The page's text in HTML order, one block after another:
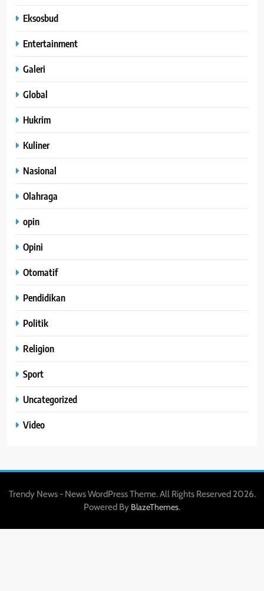
Eksosbud
Entertainment
Galeri
Global
Hukrim
Kuliner
Nasional
Olahraga
opin
Opini
Otomatif
Pendidikan
Politik
Religion
Sport
Uncategorized
Video
Trendy News - News WordPress Theme. All Rights Reserved 2026.
Powered By BlazeThemes.